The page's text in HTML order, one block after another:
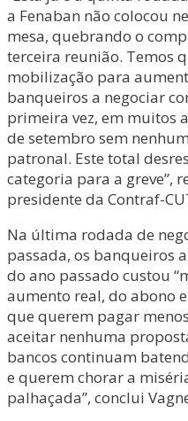
a Fenaban não colocou
mesa, quebrando o
terceira reunião. Temos
mobilização para
banqueiros a negociar
primeira vez, em muitos
de setembro sem
patronal. Este total
categoria para a greve”,
presidente da Contraf-
Na última rodada de
passada, os banqueiros
do ano passado custou
aumento real, do abono e
que querem pagar
aceitar nenhuma
bancos continuam
e querem chorar a
palhaçada”, conclui